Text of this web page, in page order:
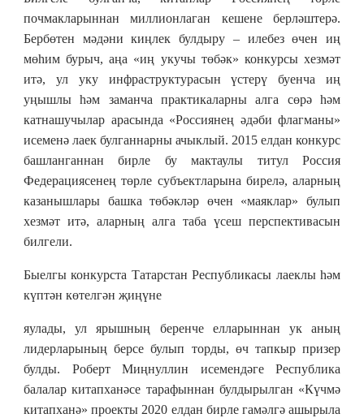
почмакларыннан миллионлаган кешене берләштерә.
Бербөтен мәдәни киңлек булдыру – илебез өчен иң
мөһим бурыч, аңа «иң укучы төбәк» конкурсы хезмәт
итә, ул уку инфраструктурасын үстерү буенча иң
уңышлы һәм заманча практикаларны алга сөрә һәм
катнашучылар арасында «Россиянең әдәби флагманы»
исеменә лаек булганнарны ачыклый. 2015 елдан конкурс
башланганнан бирле бу мактаулы титул Россия
Федерациясенең төрле субъектларына бирелә, аларның
казанышлары башка төбәкләр өчен «маяклар» булып
хезмәт итә, аларның алга таба үсеш перспективасын
билгели.
Быелгы конкурста Татарстан Республикасы лаеклы һәм
күптән көтелгән җиңүне
яулады, ул ярышның беренче елларыннан ук аның
лидерларының берсе булып торды, өч тапкыр призер
булды. Роберт Миңнуллин исемендәге Республика
балалар китапханәсе тарафыннан булдырылган «Күчмә
китапханә» проекты 2020 елдан бирле гамәлгә ашырыла